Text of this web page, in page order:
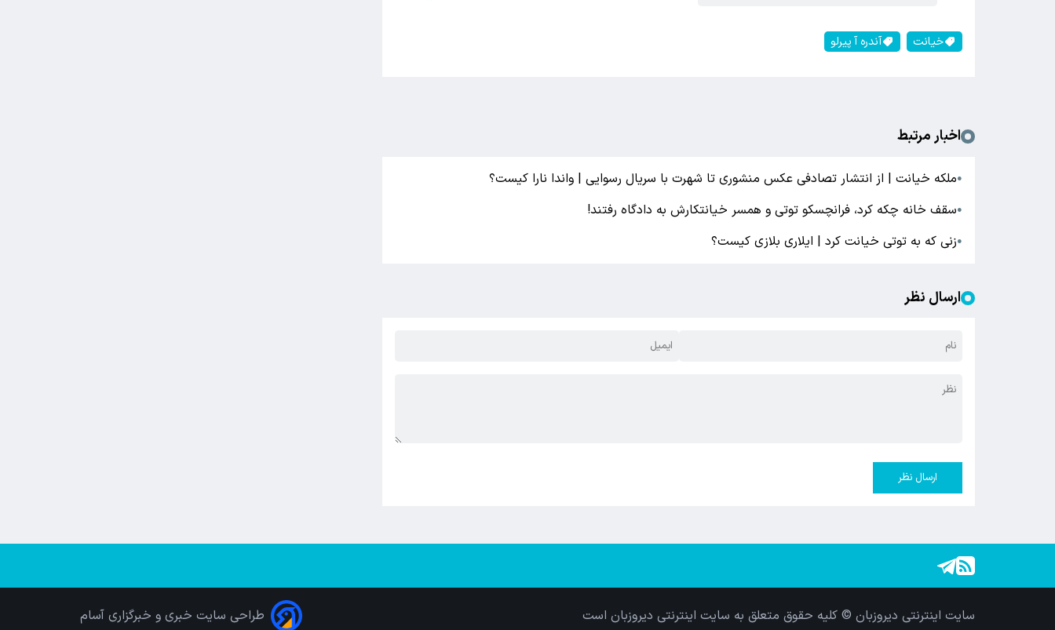
خیانت آندره آ پیرلو
اخبار مرتبط
●ملکه خیانت | از انتشار تصادفی عکس منشوری تا شهرت با سریال رسوایی | واندا نارا کیست؟
●سقف خانه چکه کرد، فرانچسکو توتی و همسر خیانتکارش به دادگاه رفتند!
●زنی که به توتی خیانت کرد | ایلاری بلازی کیست؟
ارسال نظر
ارسال نظر
سایت اینترنتی دیروزبان © کلیه حقوق متعلق به سایت اینترنتی دیروزبان است طراحی سایت خبری و خبرگزاری آسام